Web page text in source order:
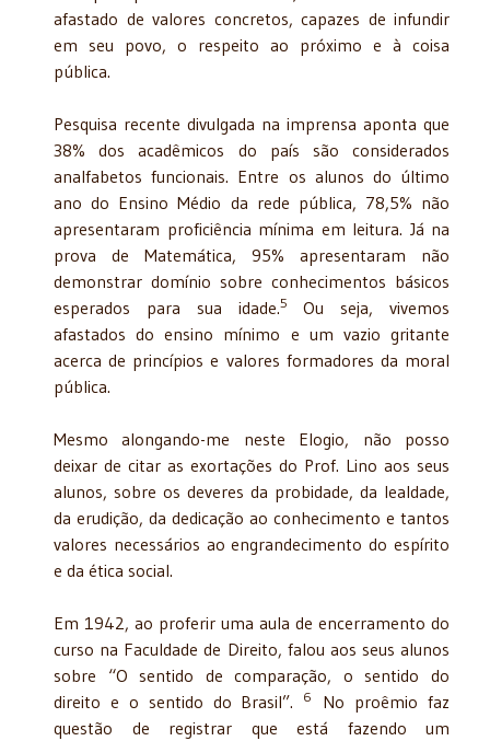
afastado de valores concretos, capazes de infundir
em seu povo, o respeito ao próximo e à coisa
pública.
Pesquisa recente divulgada na imprensa aponta que
38% dos acadêmicos do país são considerados
analfabetos funcionais. Entre os alunos do último
ano do Ensino Médio da rede pública, 78,5% não
apresentaram proficiência mínima em leitura. Já na
prova de Matemática, 95% apresentaram não
demonstrar domínio sobre conhecimentos básicos
esperados para sua idade.5
Ou seja, vivemos
afastados do ensino mínimo e um vazio gritante
acerca de princípios e valores formadores da moral
pública.
Mesmo alongando-me neste Elogio, não posso
deixar de citar as exortações do Prof. Lino aos seus
alunos, sobre os deveres da probidade, da lealdade,
da erudição, da dedicação ao conhecimento e tantos
valores necessários ao engrandecimento do espírito
e da ética social.
Em 1942, ao proferir uma aula de encerramento do
curso na Faculdade de Direito, falou aos seus alunos
sobre “O sentido de comparação, o sentido do
direito e o sentido do Brasil”.
6 No proêmio faz
questão de registrar que está fazendo um